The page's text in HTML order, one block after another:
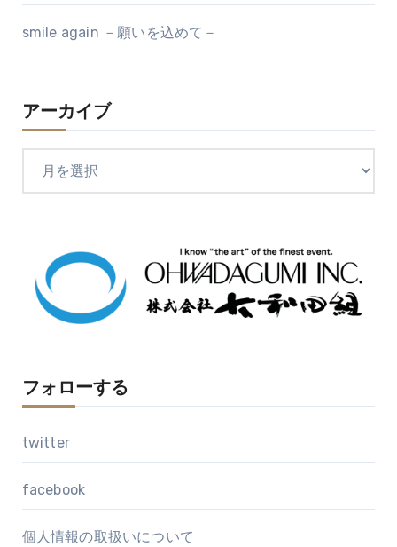
smile again －願いを込めて－
アーカイブ
フォローする
twitter
facebook
個人情報の取扱いについて